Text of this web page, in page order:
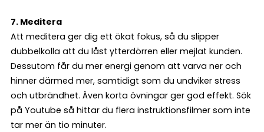
7. Meditera
Att meditera ger dig ett ökat fokus, så du slipper
dubbelkolla att du låst ytterdörren eller mejlat kunden.
Dessutom får du mer energi genom att varva ner och
hinner därmed mer, samtidigt som du undviker stress
och utbrändhet. Även korta övningar ger god effekt. Sök
på Youtube så hittar du flera instruktionsfilmer som inte
tar mer än tio minuter.